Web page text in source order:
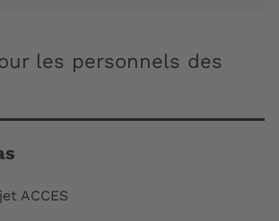
les personnels des
ACCES